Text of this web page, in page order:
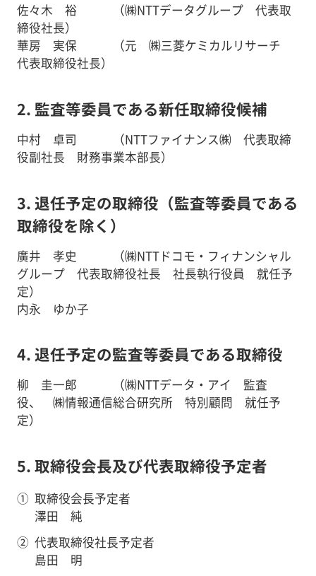
佐々木 裕 （㈱NTTデータグループ 代表取
締役社長）
華房 実保 （元 ㈱三菱ケミカルリサーチ
代表取締役社長）
2. 監査等委員である新任取締役候補
中村 卓司 （NTTファイナンス㈱ 代表取締
役副社長 財務事業本部長）
3. 退任予定の取締役（監査等委員である
取締役を除く）
廣井 孝史 （㈱NTTドコモ・フィナンシャル
グループ 代表取締役社長 社長執行役員 就任予
定）
内永 ゆか子
4. 退任予定の監査等委員である取締役
柳 圭一郎 （㈱NTTデータ・アイ 監査
役、 ㈱情報通信総合研究所 特別顧問 就任予
定）
5. 取締役会長及び代表取締役予定者
① 取締役会長予定者
澤田 純
② 代表取締役社長予定者
島田 明